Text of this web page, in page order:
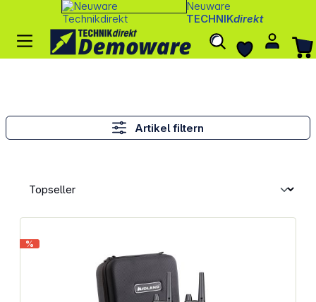
Neuware
TECHNIKdirekt
Artikel filtern
%